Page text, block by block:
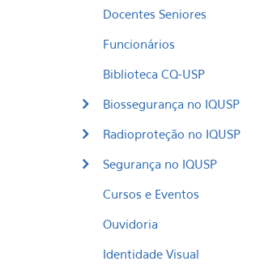
Docentes Seniores
Funcionários
Biblioteca CQ-USP
Biossegurança no IQUSP
Radioproteção no IQUSP
Segurança no IQUSP
Cursos e Eventos
Ouvidoria
Identidade Visual